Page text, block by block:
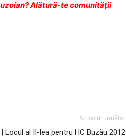
Alătură-te comunității
Articolul următor
| Locul al II-lea pentru HC Buzău 2012